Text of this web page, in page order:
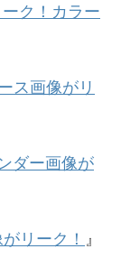
ク！カラー
ス画像がリ
ダー画像が
リーク！ 』